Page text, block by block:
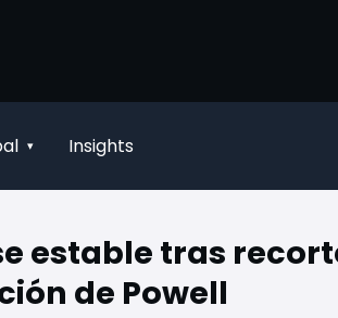
▾ Insights
estable tras
de Powell